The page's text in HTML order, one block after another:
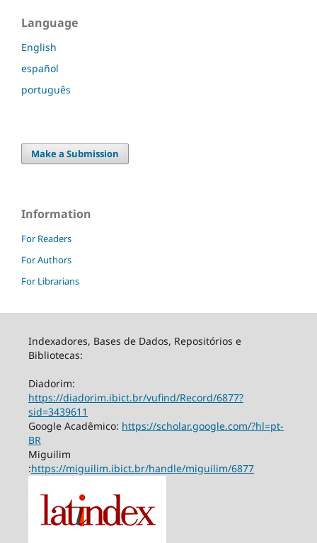
Language
English
español
português
Make a Submission
Information
For Readers
For Authors
For Librarians
Indexadores, Bases de Dados, Repositórios e
Bibliotecas:
Diadorim:
https://diadorim.ibict.br/vufind/Record/6877?
sid=3439611
Google Acadêmico: https://scholar.google.com/?hl=pt-
BR
Miguilim
:https://miguilim.ibict.br/handle/miguilim/6877